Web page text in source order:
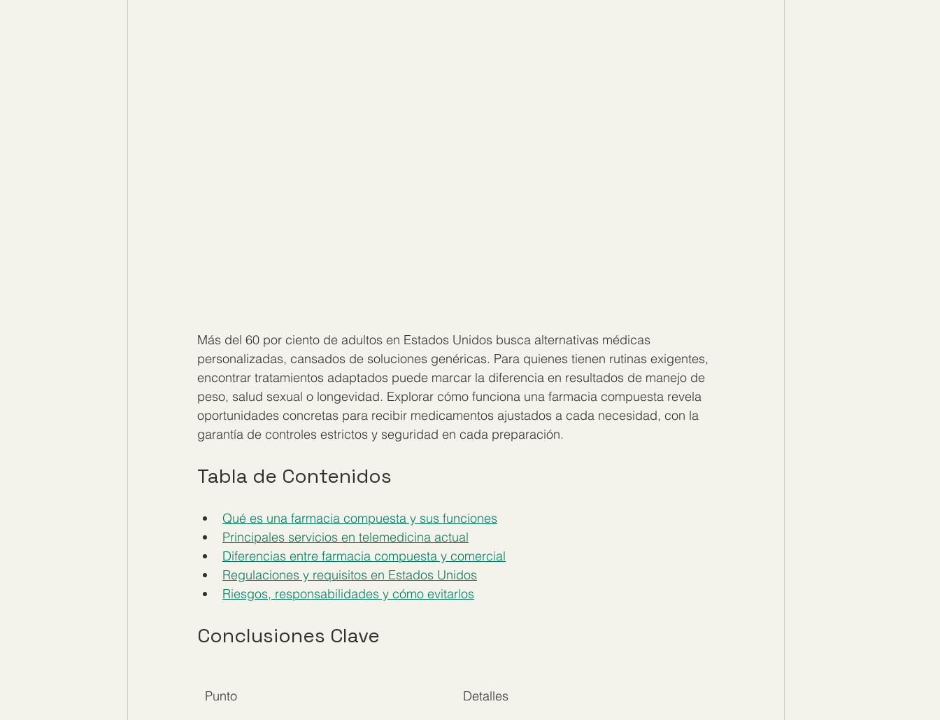
Más del 60 por ciento de adultos en Estados Unidos busca alternativas médicas
personalizadas, cansados de soluciones genéricas. Para quienes tienen rutinas exigentes,
encontrar tratamientos adaptados puede marcar la diferencia en resultados de manejo de
peso, salud sexual o longevidad. Explorar cómo funciona una farmacia compuesta revela
oportunidades concretas para recibir medicamentos ajustados a cada necesidad, con la
garantía de controles estrictos y seguridad en cada preparación.
Tabla de Contenidos
Qué es una farmacia compuesta y sus funciones
Principales servicios en telemedicina actual
Diferencias entre farmacia compuesta y comercial
Regulaciones y requisitos en Estados Unidos
Riesgos, responsabilidades y cómo evitarlos
Conclusiones Clave
Punto Detalles